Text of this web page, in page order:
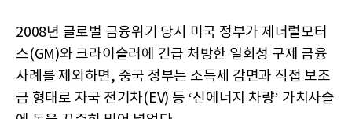
2008년 글로벌 금융위기 당시 미국 정부가 제너럴모터
스(GM)와 크라이슬러에 긴급 처방한 일회성 구제 금융
사례를 제외하면, 중국 정부는 소득세 감면과 직접 보조
금 형태로 자국 전기차(EV) 등 ‘신에너지 차량’ 가치사슬